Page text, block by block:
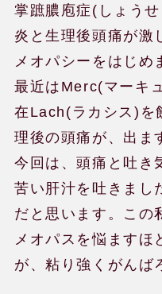
掌蹠膿庖症(しょう
炎と生理後頭痛が激
メオパシーをはじめ
最近はMerc(マーキ
在Lach(ラカシス)を
理後の頭痛が、出ま
今回は、頭痛と吐き
苦い肝汁を吐きまし
だと思います。この
メオパスを悩ますほ
が、粘り強くがんば